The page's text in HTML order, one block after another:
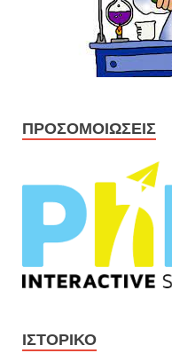
ΠΡΟΣΟΜΟΙΏΣΕΙΣ
ΙΣΤΟΡΙΚΌ